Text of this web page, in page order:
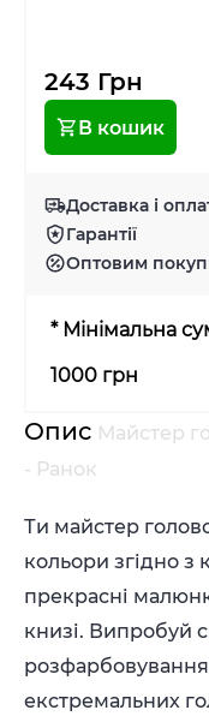
243 Грн
В кошик
Доставка і
Гарантії
Оптовим
* Мінімальна
1000 грн
Опис Майстер
- Ранок
Ти майстер
кольори згідно з
прекрасні
книзі. Випробуй
екстремальних